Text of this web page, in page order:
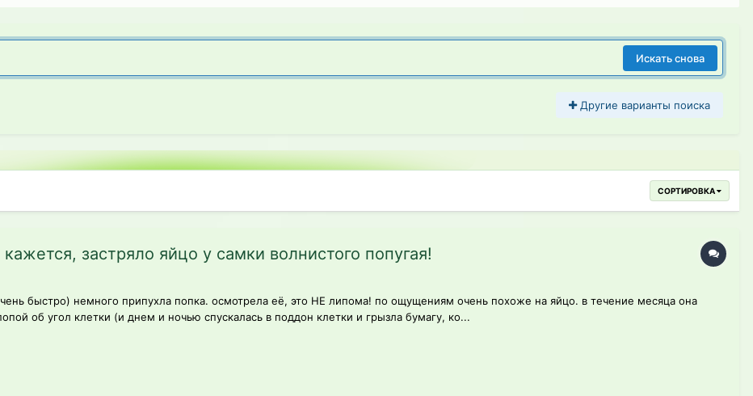
Искать снова
Другие варианты поиска
СОРТИРОВКА
застряло яйцо у самки волнистого попугая!
быстро) немного припухла попка. осмотрела её, это НЕ липома! по ощущениям очень похоже на яйцо. в течение месяца она
об угол клетки (и днем и ночью спускалась в поддон клетки и грызла бумагу, ко...